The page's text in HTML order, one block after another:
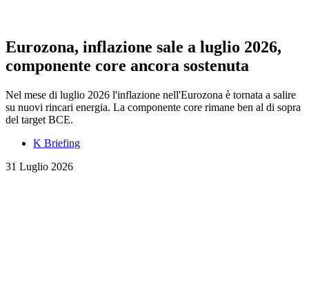
Eurozona, inflazione sale a luglio 2026,
componente core ancora sostenuta
Nel mese di luglio 2026 l'inflazione nell'Eurozona è tornata a salire
su nuovi rincari energia. La componente core rimane ben al di sopra
del target BCE.
K Briefing
31 Luglio 2026